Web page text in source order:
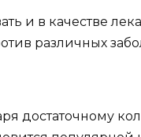
и в качестве
различных
достаточному